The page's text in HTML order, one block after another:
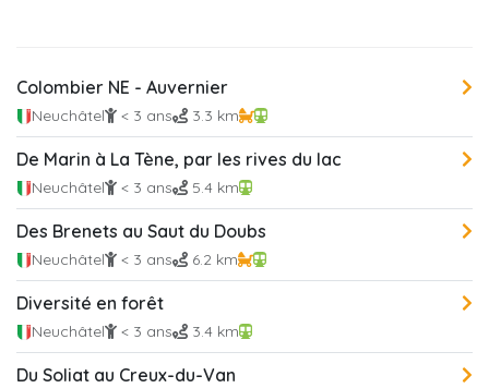
Colombier NE - Auvernier
Neuchâtel < 3 ans 3.3 km
De Marin à La Tène, par les rives du lac
Neuchâtel < 3 ans 5.4 km
Des Brenets au Saut du Doubs
Neuchâtel < 3 ans 6.2 km
Diversité en forêt
Neuchâtel < 3 ans 3.4 km
Du Soliat au Creux-du-Van